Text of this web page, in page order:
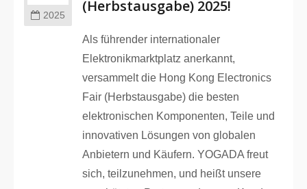
2025
(Herbstausgabe) 2025!
Als führender internationaler
Elektronikmarktplatz anerkannt,
versammelt die Hong Kong Electronics
Fair (Herbstausgabe) die besten
elektronischen Komponenten, Teile und
innovativen Lösungen von globalen
Anbietern und Käufern. YOGADA freut
sich, teilzunehmen, und heißt unsere